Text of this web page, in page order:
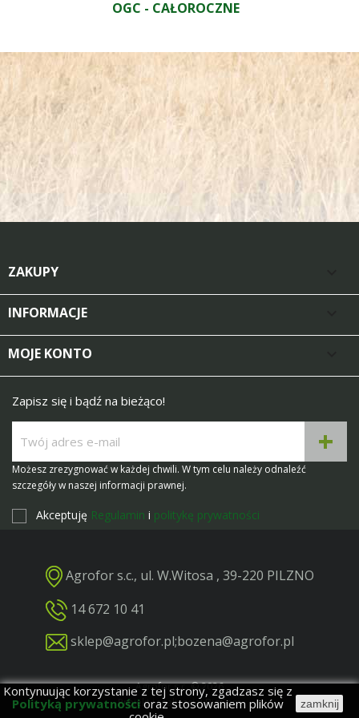
OGC - CAŁOROCZNE
ZAKUPY
INFORMACJE
MOJE KONTO
Kontynuując korzystanie z tej strony, zgadzasz się z
Polityką prywatności oraz stosowaniem plików
zamknij
Zapisz się i bądź na bieżąco!
Możesz zrezygnować w każdej chwili. W tym celu należy odnaleźć
szczegóły w naszej informacji prawnej.
Akceptuję Regulamin i politykę prywatności
Agrofor s.c., ul. W.Witosa , 39-220 PILZNO
14 672 10 41
sklep@agrofor.pl;bozena@agrofor.pl
Agrofor s.c. © 2026
Projekt i realizacja: BigCom